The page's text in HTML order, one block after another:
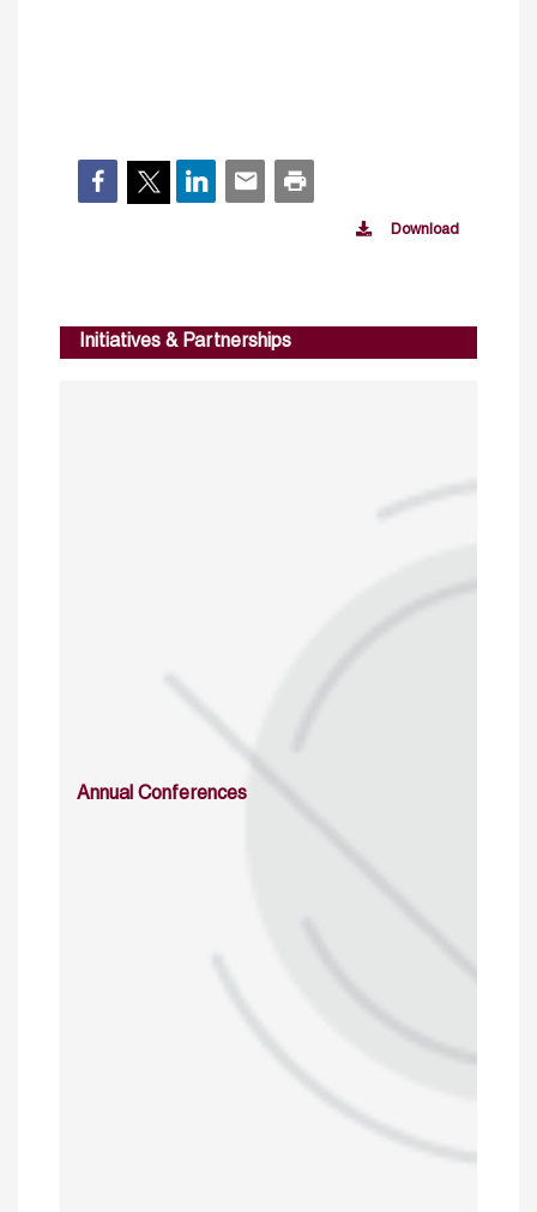
Download
Initiatives & Partnerships
Annual Conferences